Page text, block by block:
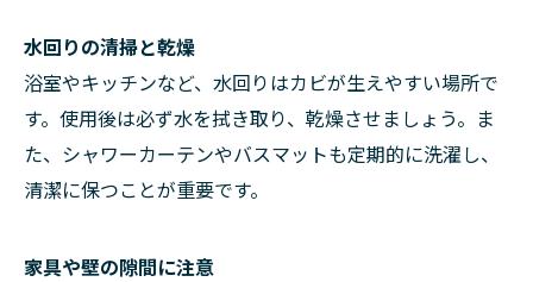
水回りの清掃と乾燥
浴室やキッチンなど、水回りはカビが生えやすい場所で
す。使用後は必ず水を拭き取り、乾燥させましょう。ま
た、シャワーカーテンやバスマットも定期的に洗濯し、
清潔に保つことが重要です。
家具や壁の隙間に注意